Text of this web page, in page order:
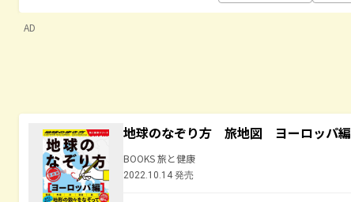
AD
地球のなぞり方 旅地図 ヨーロッパ編
BOOKS 旅と健康
2022.10.14 発売